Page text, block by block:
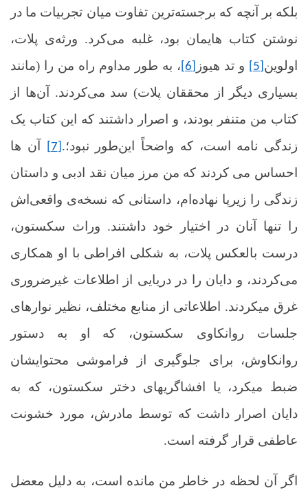
بلکه بر آنچه که برجسته‌ترین تفاوت میان تجربیات ما در
نوشتن کتاب هایمان بود، غلبه می‌کرد. ورثه‌ی پلات،
اولوین
و تد هیوز
، به طور مداوم راه من را (مانند
بسیاری دیگر از محققان پلات) سد می‌کردند. آن‌ها از
کتاب من متنفر بودند، و اصرار داشتند که این کتاب یک
زندگی نامه است، که واضحاً این‌طور نبود؛.
آن ها
احساس می کردند که من مرز میان نقد ادبی و داستان
زندگی را زیرپا نهاده‌ام، داستانی که نسخه‌ی واقعی‌اش
را تنها آنان در اختیار خود داشتند. وراث سکستون،
درست بالعکس پلات، به شکلی افراطی با او همکاری
می‌کردند، و دایان را در دریایی از اطلاعات غیرضروری
غرق می­کردند. اطلاعاتی از منابع مختلف، نظیر نوارهای
جلسات روانکاوی سکستون، که او به دستور
روانکاوش، برای جلوگیری از فراموشی محتوای­شان
ضبط می­کرد، یا افشاگری­های دختر سکستون، که به
دایان اصرار داشت که توسط مادرش، مورد خشونت
عاطفی قرار گرفته­ است.
اگر آن لحظه در خاطر من مانده است، به دلیل معضل